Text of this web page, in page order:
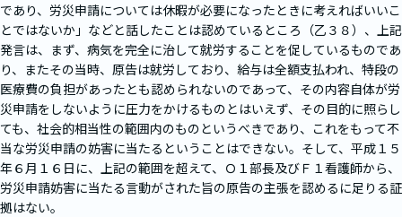
であり、労災申請については休暇が必要になったときに考えればいいこ
とではないか」などと話したことは認めているところ（乙３８）、上記
発言は、まず、病気を完全に治して就労することを促しているものであ
り、またその当時、原告は就労しており、給与は全額支払われ、特段の
医療費の負担があったとも認められないのであって、その内容自体が労
災申請をしないように圧力をかけるものとはいえず、その目的に照らし
ても、社会的相当性の範囲内のものというべきであり、これをもって不
当な労災申請の妨害に当たるということはできない。そして、平成１５
年６月１６日に、上記の範囲を超えて、Ｏ１部長及びＦ１看護師から、
労災申請妨害に当たる言動がされた旨の原告の主張を認めるに足りる証
拠はない。